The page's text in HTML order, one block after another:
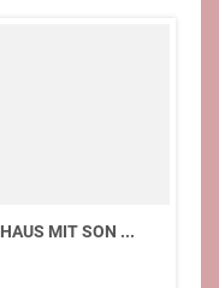
MIT SON ...